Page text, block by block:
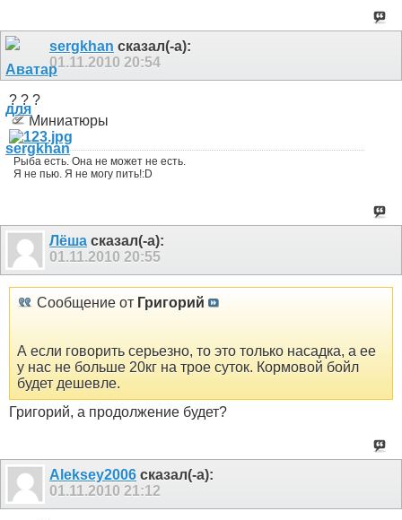
sergkhan сказал(-а):
01.11.2010 20:54
? ? ?
Миниатюры
Рыба есть. Она не может не есть.
Я не пью. Я не могу пить!:D
Лёша сказал(-а):
01.11.2010 20:55
Сообщение от Григорий
А если говорить серьезно, то это только насадка, а ее
у нас не больше 20кг на трое суток. Кормовой бойл
будет дешевле.
Григорий, а продолжение будет?
Aleksey2006 сказал(-а):
01.11.2010 21:12